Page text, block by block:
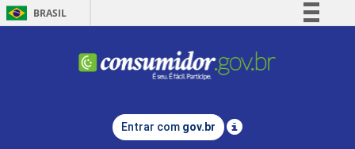
BRASIL
Comunica BR
Legislação
Entrar com gov.br